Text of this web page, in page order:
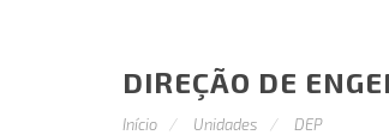
DIREÇÃO DE
Início Unidades DEP